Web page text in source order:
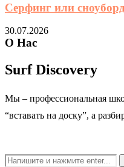
Серфинг или
30.07.2026
О Нас
Surf Discovery
Мы – профессиональная
“вставать на доску”, а